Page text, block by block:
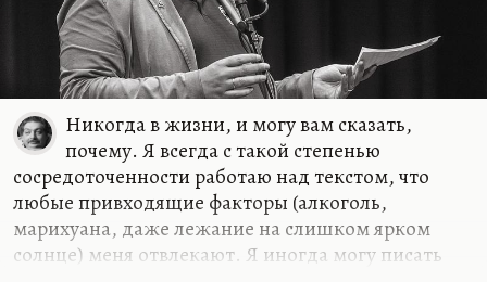
Никогда в жизни, и могу вам сказать,
почему. Я всегда с такой степенью
сосредоточенности работаю над текстом, что
любые привходящие факторы (алкоголь,
марихуана, даже лежание на слишком ярком
солнце) меня отвлекают. Я иногда могу писать